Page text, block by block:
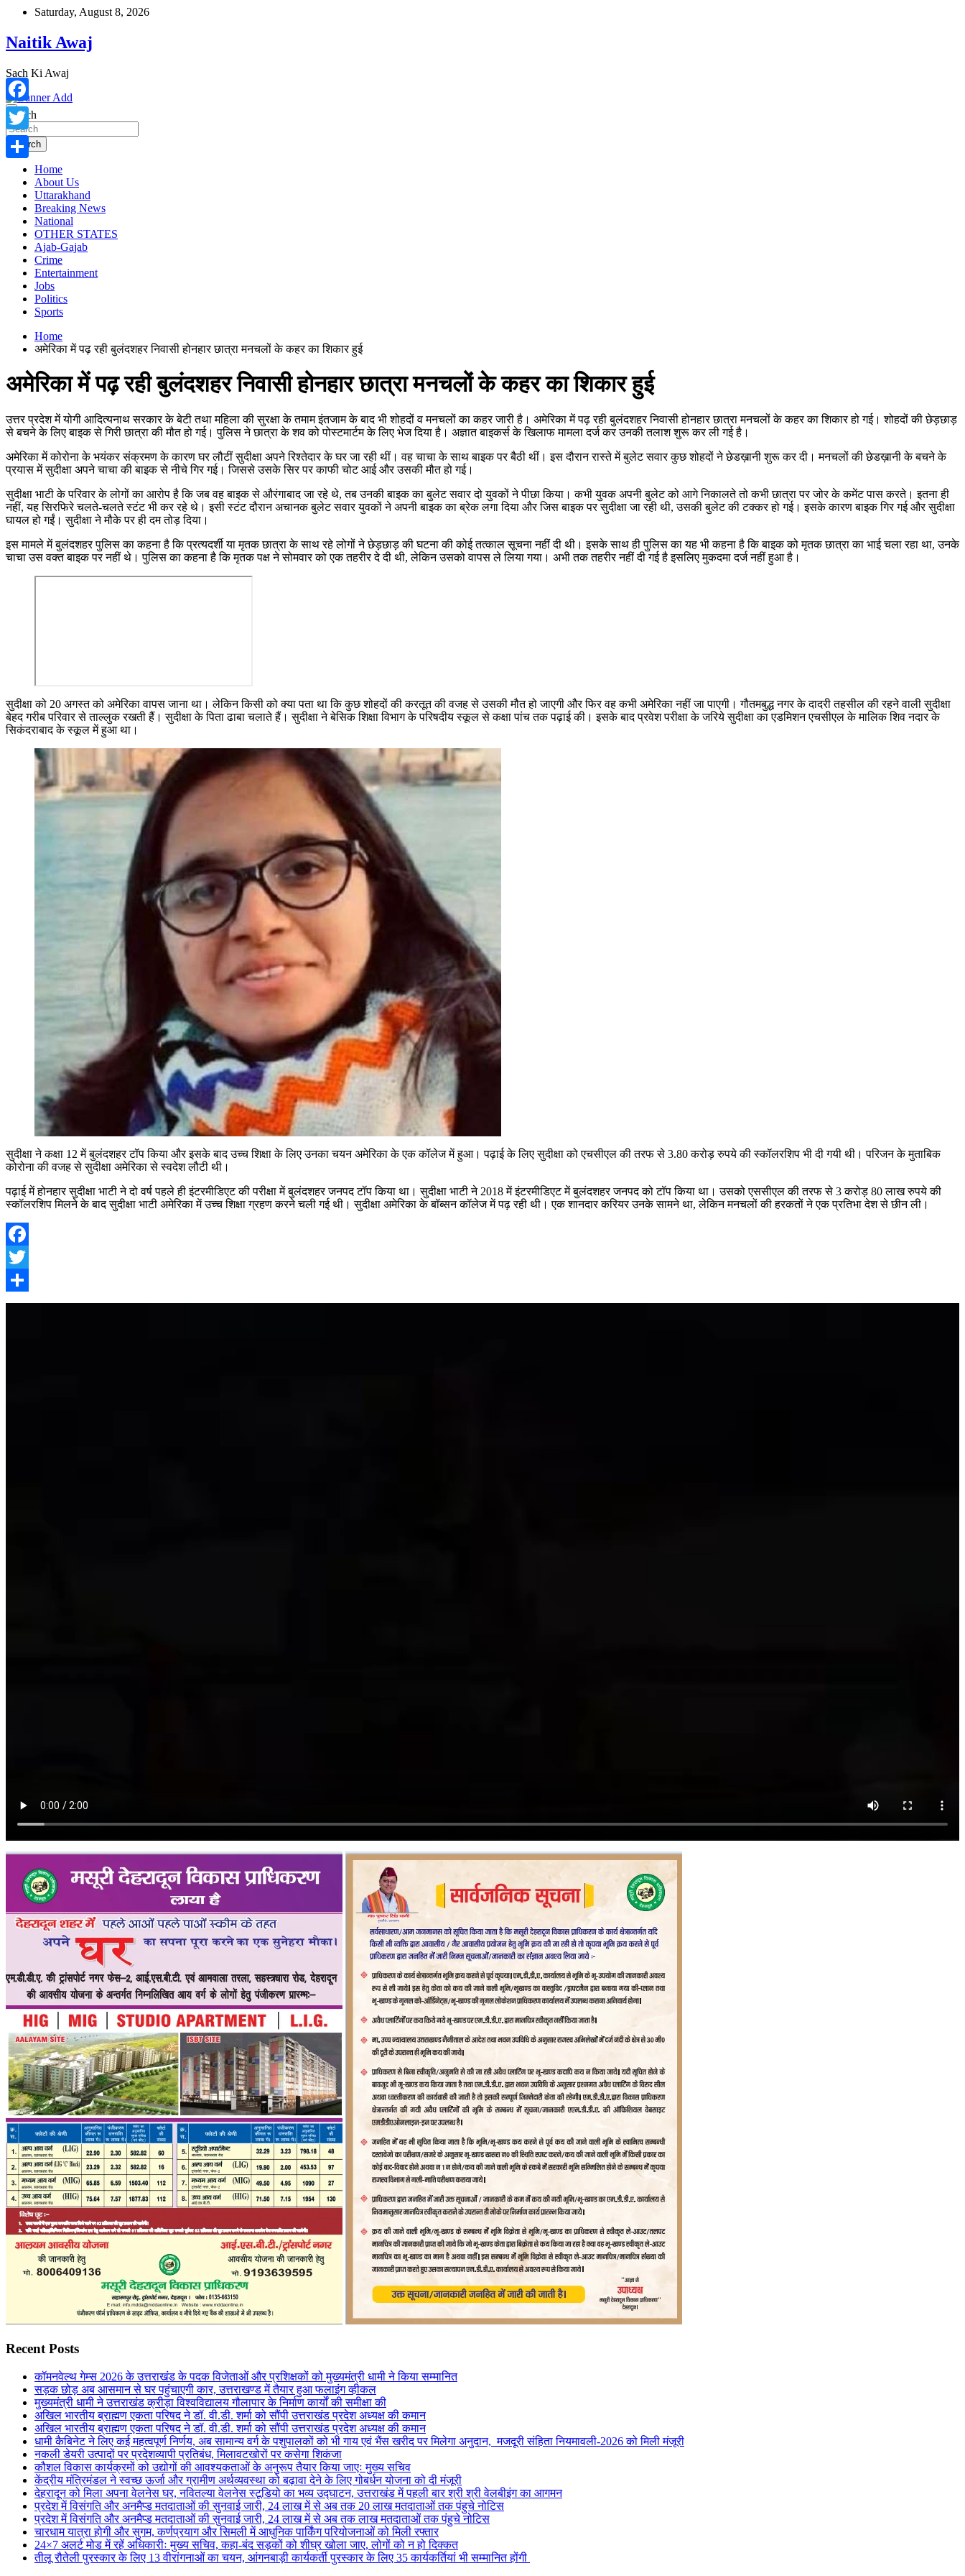
Skip
content
Saturday, August 8, 2026
Naitik Awaj
Sach Ki Awaj
Search
Search
Home
About Us
Uttarakhand
Breaking News
National
OTHER STATES
Ajab-Gajab
Crime
Entertainment
Jobs
Politics
Sports
Home
अमेरिका में पढ़ रही बुलंदशहर निवासी होनहार छात्रा मनचलों के कहर का शिकार हुई
अमेरिका में पढ़ रही बुलंदशहर निवासी होनहार छात्रा मनचलों के कहर का शिकार हुई
उत्तर प्रदेश में योगी आदित्यनाथ सरकार के बेटी तथा महिला की सुरक्षा के तमाम इंतजाम के बाद भी शोहदों व मनचलों का कहर जारी है। अमेरिका में पढ़ रही बुलंदशहर निवासी होनहार छात्रा मनचलों के कहर का शिकार हो गई। शोहदों की छेड़छाड़
से बचने के लिए बाइक से गिरी छात्रा की मौत हो गई। पुलिस ने छात्रा के शव को पोस्टमार्टम के लिए भेज दिया है। अज्ञात बाइकर्स के खिलाफ मामला दर्ज कर उनकी तलाश शुरू कर ली गई है।
अमेरिका में कोरोना के भयंकर संक्रमण के कारण घर लौटीं सुदीक्षा अपने रिश्तेदार के घर जा रही थीं। वह चाचा के साथ बाइक पर बैठी थीं। इस दौरान रास्ते में बुलेट सवार कुछ शोहदों ने छेडख़ानी शुरू कर दी। मनचलों की छेडख़ानी के बचने के
प्रयास में सुदीक्षा अपने चाचा की बाइक से नीचे गिर गई। जिससे उसके सिर पर काफी चोट आई और उसकी मौत हो गई।
सुदीक्षा भाटी के परिवार के लोगों का आरोप है कि जब वह बाइक से औरंगाबाद जा रहे थे, तब उनकी बाइक का बुलेट सवार दो युवकों ने पीछा किया। कभी युवक अपनी बुलेट को आगे निकालते तो कभी छात्रा पर जोर के कमेंट पास करते। इतना ही
नहीं, यह सिरफिरे चलते-चलते स्टंट भी कर रहे थे। इसी स्टंट दौरान अचानक बुलेट सवार युवकों ने अपनी बाइक का ब्रेक लगा दिया और जिस बाइक पर सुदीक्षा जा रही थी, उसकी बुलेट की टक्कर हो गई। इसके कारण बाइक गिर गई और सुदीक्षा
घायल हो गईं। सुदीक्षा ने मौके पर ही दम तोड़ दिया।
इस मामले में बुलंदशहर पुलिस का कहना है कि प्रत्यदर्शी या मृतक छात्रा के साथ रहे लोगों ने छेड़छाड़ की घटना की कोई तत्काल सूचना नहीं दी थी। इसके साथ ही पुलिस का यह भी कहना है कि बाइक को मृतक छात्रा का भाई चला रहा था, उनके
चाचा उस वक्त बाइक पर नहीं थे। पुलिस का कहना है कि मृतक पक्ष ने सोमवार को एक तहरीर दे दी थी, लेकिन उसको वापस ले लिया गया। अभी तक तहरीर नहीं दी गई है इसलिए मुकदमा दर्ज नहीं हुआ है।
सुदीक्षा को 20 अगस्त को अमेरिका वापस जाना था। लेकिन किसी को क्या पता था कि कुछ शोहदों की करतूत की वजह से उसकी मौत हो जाएगी और फिर वह कभी अमेरिका नहीं जा पाएगी। गौतमबुद्ध नगर के दादरी तहसील की रहने वाली सुदीक्षा
बेहद गरीब परिवार से ताल्लुक रखती हैं। सुदीक्षा के पिता ढाबा चलाते हैं। सुदीक्षा ने बेसिक शिक्षा विभाग के परिषदीय स्कूल से कक्षा पांच तक पढ़ाई की। इसके बाद प्रवेश परीक्षा के जरिये सुदीक्षा का एडमिशन एचसीएल के मालिक शिव नदार के
सिकंदराबाद के स्कूल में हुआ था।
सुदीक्षा ने कक्षा 12 में बुलंदशहर टॉप किया और इसके बाद उच्च शिक्षा के लिए उनका चयन अमेरिका के एक कॉलेज में हुआ। पढ़ाई के लिए सुदीक्षा को एचसीएल की तरफ से 3.80 करोड़ रुपये की स्कॉलरशिप भी दी गयी थी। परिजन के मुताबिक
कोरोना की वजह से सुदीक्षा अमेरिका से स्वदेश लौटी थी।
पढ़ाई में होनहार सुदीक्षा भाटी ने दो वर्ष पहले ही इंटरमीडिएट की परीक्षा में बुलंदशहर जनपद टॉप किया था। सुदीक्षा भाटी ने 2018 में इंटरमीडिएट में बुलंदशहर जनपद को टॉप किया था। उसको एससीएल की तरफ से 3 करोड़ 80 लाख रुपये की
स्कॉलरशिप मिलने के बाद सुदीक्षा भाटी अमेरिका में उच्च शिक्षा ग्रहण करने चली गई थी। सुदीक्षा अमेरिका के बॉब्सन कॉलेज में पढ़ रही थी। एक शानदार करियर उनके सामने था, लेकिन मनचलों की हरकतों ने एक प्रतिभा देश से छीन ली।
Facebook
Twitter
Share
Recent Posts
कॉमनवेल्थ गेम्स 2026 के उत्तराखंड के पदक विजेताओं और प्रशिक्षकों को मुख्यमंत्री धामी ने किया सम्मानित
सड़क छोड़ अब आसमान से घर पहुंचाएगी कार, उत्तराखण्ड में तैयार हुआ फलाइंग व्हीकल
मुख्यमंत्री धामी ने उत्तराखंड क्रीड़ा विश्वविद्यालय गौलापार के निर्माण कार्यों की समीक्षा की
अखिल भारतीय ब्राह्मण एकता परिषद ने डॉ. वी.डी. शर्मा को सौंपी उत्तराखंड प्रदेश अध्यक्ष की कमान
अखिल भारतीय ब्राह्मण एकता परिषद ने डॉ. वी.डी. शर्मा को सौंपी उत्तराखंड प्रदेश अध्यक्ष की कमान
धामी कैबिनेट ने लिए कई महत्वपूर्ण निर्णय, अब सामान्य वर्ग के पशुपालकों को भी गाय एवं भैंस खरीद पर मिलेगा अनुदान, मजदूरी संहिता नियमावली-2026 को मिली मंजूरी
नकली डेयरी उत्पादों पर प्रदेशव्यापी प्रतिबंध, मिलावटखोरों पर कसेगा शिकंजा
कौशल विकास कार्यक्रमों को उद्योगों की आवश्यकताओं के अनुरूप तैयार किया जाएः मुख्य सचिव
केंद्रीय मंत्रिमंडल ने स्वच्छ ऊर्जा और ग्रामीण अर्थव्यवस्था को बढ़ावा देने के लिए गोबर्धन योजना को दी मंजूरी
देहरादून को मिला अपना वेलनेस घर, नवितल्या वेलनेस स्टूडियो का भव्य उद्घाटन, उत्तराखंड में पहली बार श्री श्री वेलबीइंग का आगमन
प्रदेश में विसंगति और अनमैप्ड मतदाताओं की सुनवाई जारी, 24 लाख में से अब तक 20 लाख मतदाताओं तक पंहुचे नोटिस
प्रदेश में विसंगति और अनमैप्ड मतदाताओं की सुनवाई जारी, 24 लाख में से अब तक लाख मतदाताओं तक पंहुचे नोटिस
चारधाम यात्रा होगी और सुगम, कर्णप्रयाग और सिमली में आधुनिक पार्किंग परियोजनाओं को मिली रफ्तार
24×7 अलर्ट मोड में रहें अधिकारीः मुख्य सचिव, कहा-बंद सड़कों को शीघ्र खोला जाए, लोगों को न हो दिक्कत
तीलू रौतेली पुरस्कार के लिए 13 वीरांगनाओं का चयन, आंगनबाड़ी कार्यकर्ती पुरस्कार के लिए 35 कार्यकर्तियां भी सम्मानित होंगी
Facebook
Twitter
Share